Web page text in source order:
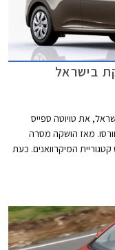
בישראל
לישראל, את טויוטה ספייס
וורסו. מאז הושקה מסרה
בראש קטגוריית המיקרוואנים. כעת